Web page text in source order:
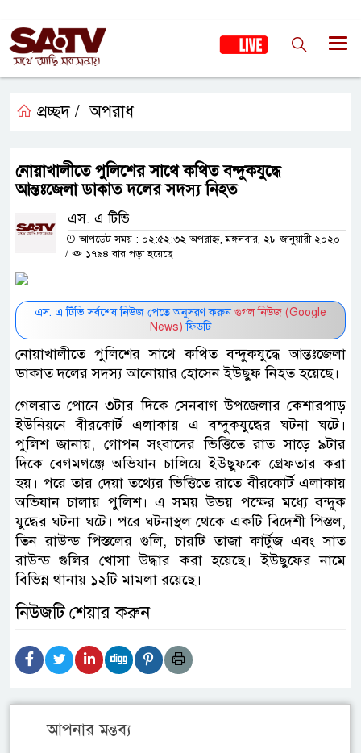
প্রচ্ছদ / অপরাধ
নোয়াখালীতে পুলিশের সাথে কথিত বন্দুকযুদ্ধে
আন্তঃজেলা ডাকাত দলের সদস্য নিহত
এস. এ টিভি
আপডেট সময় : ০২:৫২:৩২ অপরাহ্ন, মঙ্গলবার, ২৮ জানুয়ারী ২০২০
/
১৭৯৪ বার পড়া হয়েছে
এস. এ টিভি সর্বশেষ নিউজ পেতে অনুসরণ করুন গুগল নিউজ (Google
News) ফিডটি
নোয়াখালীতে পুলিশের সাথে কথিত বন্দুকযুদ্ধে আন্তঃজেলা
ডাকাত দলের সদস্য আনোয়ার হোসেন ইউছুফ নিহত হয়েছে।
গেলরাত পোনে ৩টার দিকে সেনবাগ উপজেলার কেশারপাড়
ইউনিয়নে বীরকোর্ট এলাকায় এ বন্দুকযুদ্ধের ঘটনা ঘটে।
পুলিশ জানায়, গোপন সংবাদের ভিত্তিতে রাত সাড়ে ৯টার
দিকে বেগমগঞ্জে অভিযান চালিয়ে ইউছুফকে গ্রেফতার করা
হয়। পরে তার দেয়া তথ্যের ভিত্তিতে রাতে বীরকোর্ট এলাকায়
অভিযান চালায় পুলিশ। এ সময় উভয় পক্ষের মধ্যে বন্দুক
যুদ্ধের ঘটনা ঘটে। পরে ঘটনাস্থল থেকে একটি বিদেশী পিস্তল,
তিন রাউন্ড পিস্তলের গুলি, চারটি তাজা কার্টুজ এবং সাত
রাউন্ড গুলির খোসা উদ্ধার করা হয়েছে। ইউছুফের নামে
বিভিন্ন থানায় ১২টি মামলা রয়েছে।
নিউজটি শেয়ার করুন
আপনার মন্তব্য